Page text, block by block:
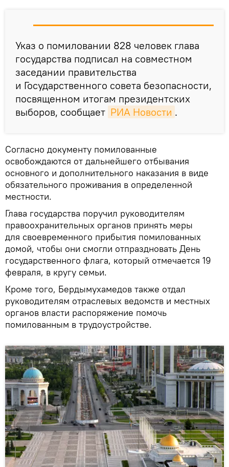
Указ о помиловании 828 человек глава
государства подписал на совместном
заседании правительства
и Государственного совета безопасности,
посвященном итогам президентских
выборов, сообщает РИА Новости .
Согласно документу помилованные
освобождаются от дальнейшего отбывания
основного и дополнительного наказания в виде
обязательного проживания в определенной
местности.
Глава государства поручил руководителям
правоохранительных органов принять меры
для своевременного прибытия помилованных
домой, чтобы они смогли отпраздновать День
государственного флага, который отмечается 19
февраля, в кругу семьи.
Кроме того, Бердымухамедов также отдал
руководителям отраслевых ведомств и местных
органов власти распоряжение помочь
помилованным в трудоустройстве.